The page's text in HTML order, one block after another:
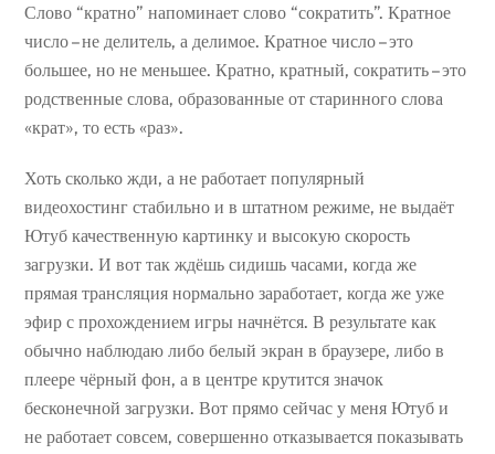
Слово “кратно” напоминает слово “сократить”. Кратное
число – не делитель, а делимое. Кратное число – это
большее, но не меньшее. Кратно, кратный, сократить – это
родственные слова, образованные от старинного слова
«крат», то есть «раз».
Хоть сколько жди, а не работает популярный
видеохостинг стабильно и в штатном режиме, не выдаёт
Ютуб качественную картинку и высокую скорость
загрузки. И вот так ждёшь сидишь часами, когда же
прямая трансляция нормально заработает, когда же уже
эфир с прохождением игры начнётся. В результате как
обычно наблюдаю либо белый экран в браузере, либо в
плеере чёрный фон, а в центре крутится значок
бесконечной загрузки. Вот прямо сейчас у меня Ютуб и
не работает совсем, совершенно отказывается показывать